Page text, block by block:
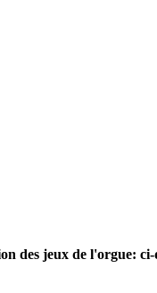
des jeux de l'orgue: ci-